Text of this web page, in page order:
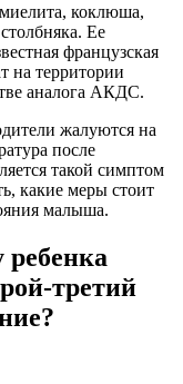
коклюша,
Ее
французская
на территории
аналога АКДС.
жалуются на
после
такой симптом
какие меры стоит
малыша.
ребенка
третий